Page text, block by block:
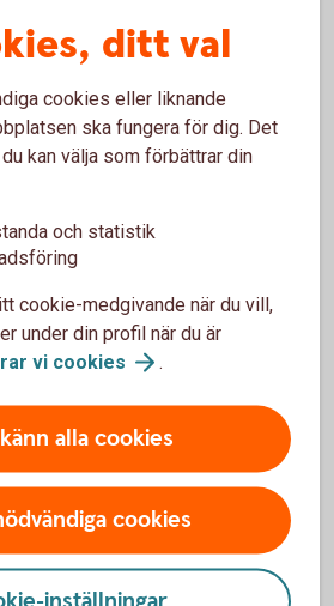
online
(3kronor.se)
via telefon
Kronor Försäkring för att göra
33 33, öppet vardagar 09-17.
ditt val
cookies eller liknande
ska fungera för dig. Det
kan välja som förbättrar din
och statistik
cookie-medgivande när du vill,
under din profil när du är
vi cookies .
alla cookies
cookies